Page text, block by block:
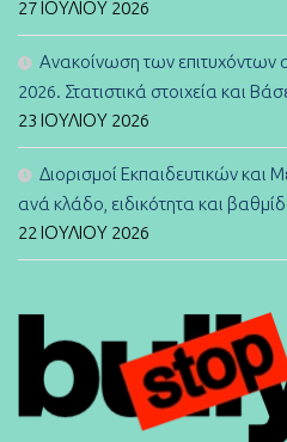
27 ΙΟΥΛΊΟΥ 2026
Ανακοίνωση των επιτυχόντων
2026. Στατιστικά στοιχεία και
23 ΙΟΥΛΊΟΥ 2026
Διορισμοί Εκπαιδευτικών
ανά κλάδο, ειδικότητα και
22 ΙΟΥΛΊΟΥ 2026